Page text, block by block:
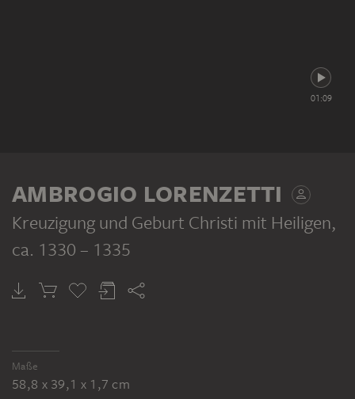
01:09
AMBROGIO LORENZETTI
Kreuzigung und Geburt Christi mit Heiligen,
ca. 1330 – 1335
Maße
58,8 x 39,1 x 1,7 cm